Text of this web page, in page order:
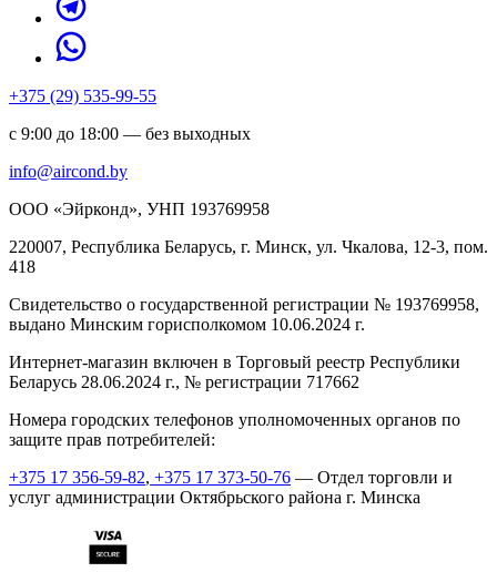
+375 (29) 535-99-55
с 9:00 до 18:00 — без выходных
info@aircond.by
ООО «Эйрконд», УНП 193769958
220007, Республика Беларусь, г. Минск, ул. Чкалова, 12-3, пом.
418
Cвидетельство о государственной регистрации № 193769958,
выдано Минским горисполкомом 10.06.2024 г.
Интернет-магазин включен в Торговый реестр Республики
Беларусь 28.06.2024 г., № регистрации 717662
Номера городских телефонов уполномоченных органов по
защите прав потребителей:
+375 17 356-59-82, +375 17 373-50-76 — Отдел торговли и
услуг администрации Октябрьского района г. Минска